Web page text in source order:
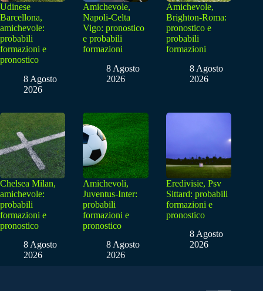
Udinese
Barcellona,
amichevole:
probabili
formazioni e
pronostico
8 Agosto
2026
Amichevole,
Napoli-Celta
Vigo: pronostico
e probabili
formazioni
8 Agosto
2026
Amichevole,
Brighton-Roma:
pronostico e
probabili
formazioni
8 Agosto
2026
Chelsea Milan,
amichevole:
probabili
formazioni e
pronostico
8 Agosto
2026
Amichevoli,
Juventus-Inter:
probabili
formazioni e
pronostico
8 Agosto
2026
Eredivisie, Psv
Sittard: probabili
formazioni e
pronostico
8 Agosto
2026